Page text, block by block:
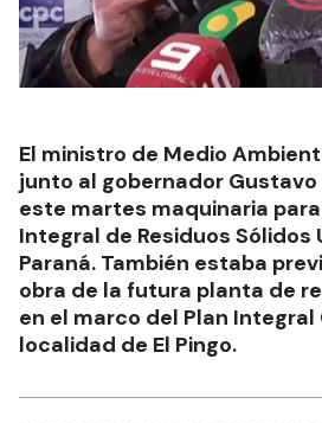
El ministro de Medio
junto al gobernador
este martes maquinaria
Integral de Residuos Sólidos
Paraná. También estaba
obra de la futura planta de
en el marco del Plan Integral
localidad de El Pingo.